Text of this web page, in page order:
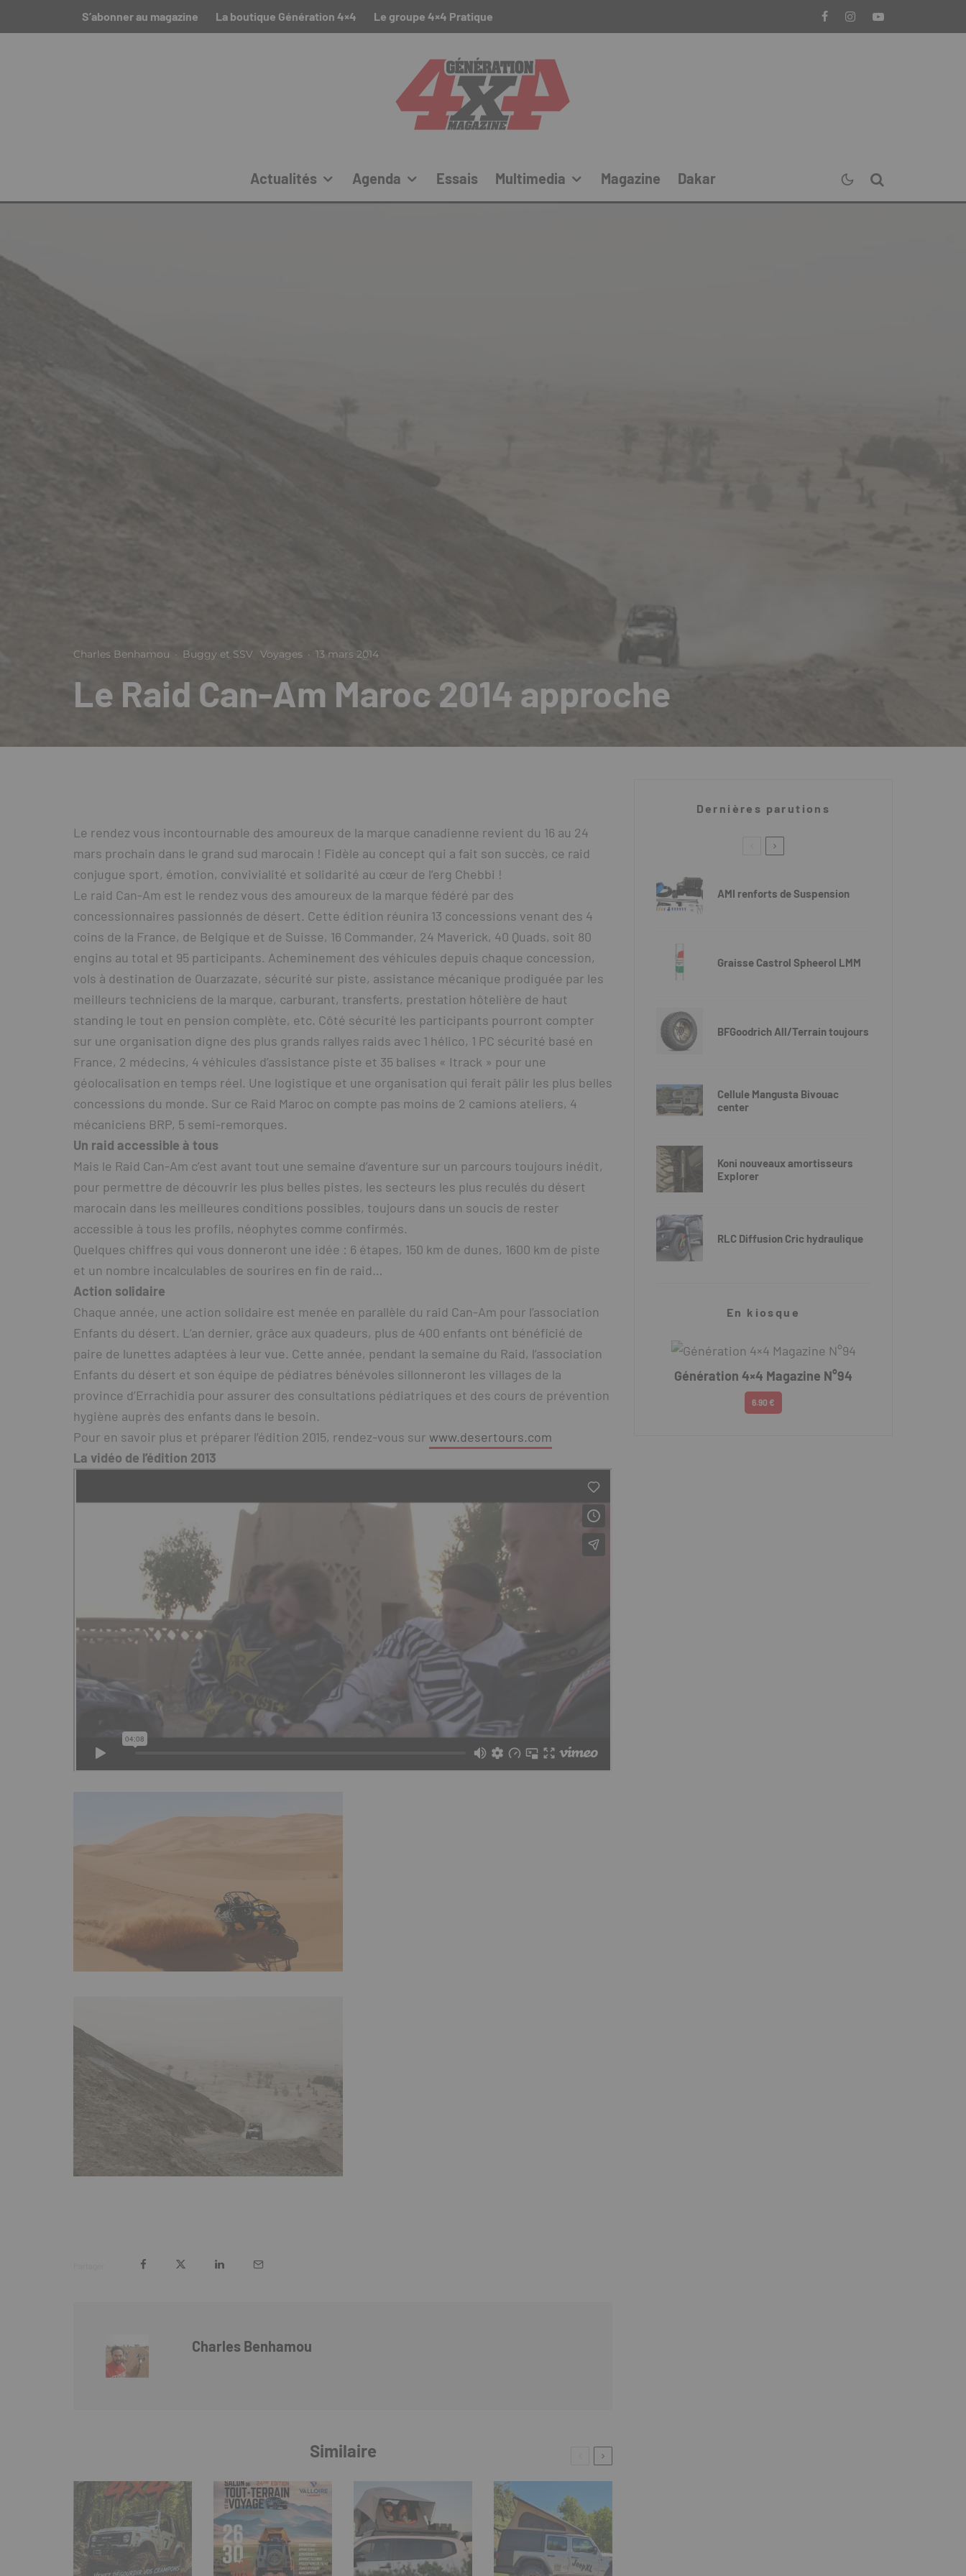
S’abonner au magazine La boutique Génération 4×4 Le groupe 4×4 Pratique
Actualités Agenda Essais Multimedia Magazine Dakar
Charles Benhamou · Buggy et SSV Voyages · 13 mars 2014
Le Raid Can-Am Maroc 2014 approche
Le rendez vous incontournable des amoureux de la marque canadienne revient du 16 au 24
mars prochain dans le grand sud marocain ! Fidèle au concept qui a fait son succès, ce raid
conjugue sport, émotion, convivialité et solidarité au cœur de l’erg Chebbi !
Le raid Can-Am est le rendez vous des amoureux de la marque fédéré par des
concessionnaires passionnés de désert. Cette édition réunira 13 concessions venant des 4
coins de la France, de Belgique et de Suisse, 16 Commander, 24 Maverick, 40 Quads, soit 80
engins au total et 95 participants. Acheminement des véhicules depuis chaque concession,
vols à destination de Ouarzazate, sécurité sur piste, assistance mécanique prodiguée par les
meilleurs techniciens de la marque, carburant, transferts, prestation hôtelière de haut
standing le tout en pension complète, etc. Côté sécurité les participants pourront compter
sur une organisation digne des plus grands rallyes raids avec 1 hélico, 1 PC sécurité basé en
France, 2 médecins, 4 véhicules d’assistance piste et 35 balises « Itrack » pour une
géolocalisation en temps réel. Une logistique et une organisation qui ferait pâlir les plus belles
concessions du monde. Sur ce Raid Maroc on compte pas moins de 2 camions ateliers, 4
mécaniciens BRP, 5 semi-remorques.
Un raid accessible à tous
Mais le Raid Can-Am c’est avant tout une semaine d’aventure sur un parcours toujours inédit,
pour permettre de découvrir les plus belles pistes, les secteurs les plus reculés du désert
marocain dans les meilleures conditions possibles, toujours dans un soucis de rester
accessible à tous les profils, néophytes comme confirmés.
Quelques chiffres qui vous donneront une idée : 6 étapes, 150 km de dunes, 1600 km de piste
et un nombre incalculables de sourires en fin de raid…
Action solidaire
Chaque année, une action solidaire est menée en parallèle du raid Can-Am pour l’association
Enfants du désert. L’an dernier, grâce aux quadeurs, plus de 400 enfants ont bénéficié de
paire de lunettes adaptées à leur vue. Cette année, pendant la semaine du Raid, l’association
Enfants du désert et son équipe de pédiatres bénévoles sillonneront les villages de la
province d’Errachidia pour assurer des consultations pédiatriques et des cours de prévention
hygiène auprès des enfants dans le besoin.
Pour en savoir plus et préparer l’édition 2015, rendez-vous sur www.desertours.com
La vidéo de l’édition 2013
Charles Benhamou
Similaire
Dernières parutions
AMI renforts de Suspension
Graisse Castrol Spheerol LMM
BFGoodrich All/Terrain toujours
Cellule Mangusta Bivouac
center
Koni nouveaux amortisseurs
Explorer
RLC Diffusion Cric hydraulique
En kiosque
Génération 4×4 Magazine N°94
6.90 €